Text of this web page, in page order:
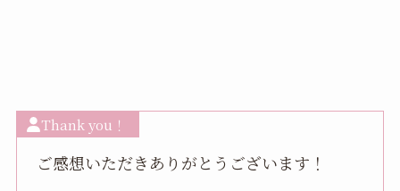
Thank you！
ご感想いただきありがとうございます！